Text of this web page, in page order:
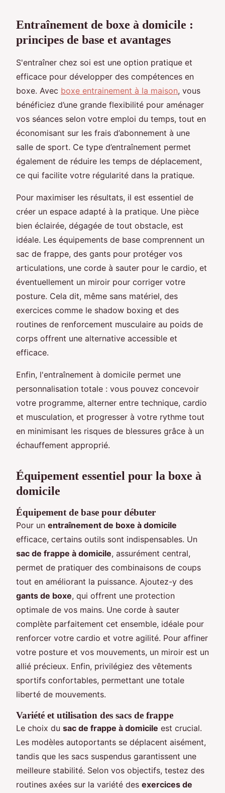
Entraînement de boxe à domicile :
principes de base et avantages
S'entraîner chez soi est une option pratique et
efficace pour développer des compétences en
boxe. Avec boxe entrainement à la maison, vous
bénéficiez d’une grande flexibilité pour aménager
vos séances selon votre emploi du temps, tout en
économisant sur les frais d’abonnement à une
salle de sport. Ce type d’entraînement permet
également de réduire les temps de déplacement,
ce qui facilite votre régularité dans la pratique.
Pour maximiser les résultats, il est essentiel de
créer un espace adapté à la pratique. Une pièce
bien éclairée, dégagée de tout obstacle, est
idéale. Les équipements de base comprennent un
sac de frappe, des gants pour protéger vos
articulations, une corde à sauter pour le cardio, et
éventuellement un miroir pour corriger votre
posture. Cela dit, même sans matériel, des
exercices comme le shadow boxing et des
routines de renforcement musculaire au poids de
corps offrent une alternative accessible et
efficace.
Enfin, l'entraînement à domicile permet une
personnalisation totale : vous pouvez concevoir
votre programme, alterner entre technique, cardio
et musculation, et progresser à votre rythme tout
en minimisant les risques de blessures grâce à un
échauffement approprié.
Équipement essentiel pour la boxe à
domicile
Équipement de base pour débuter
Pour un entraînement de boxe à domicile
efficace, certains outils sont indispensables. Un
sac de frappe à domicile, assurément central,
permet de pratiquer des combinaisons de coups
tout en améliorant la puissance. Ajoutez-y des
gants de boxe, qui offrent une protection
optimale de vos mains. Une corde à sauter
complète parfaitement cet ensemble, idéale pour
renforcer votre cardio et votre agilité. Pour affiner
votre posture et vos mouvements, un miroir est un
allié précieux. Enfin, privilégiez des vêtements
sportifs confortables, permettant une totale
liberté de mouvements.
Variété et utilisation des sacs de frappe
Le choix du sac de frappe à domicile est crucial.
Les modèles autoportants se déplacent aisément,
tandis que les sacs suspendus garantissent une
meilleure stabilité. Selon vos objectifs, testez des
routines axées sur la variété des exercices de